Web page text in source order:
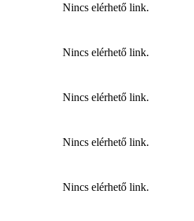
Nincs elérhető link.
Nincs elérhető link.
Nincs elérhető link.
Nincs elérhető link.
Nincs elérhető link.